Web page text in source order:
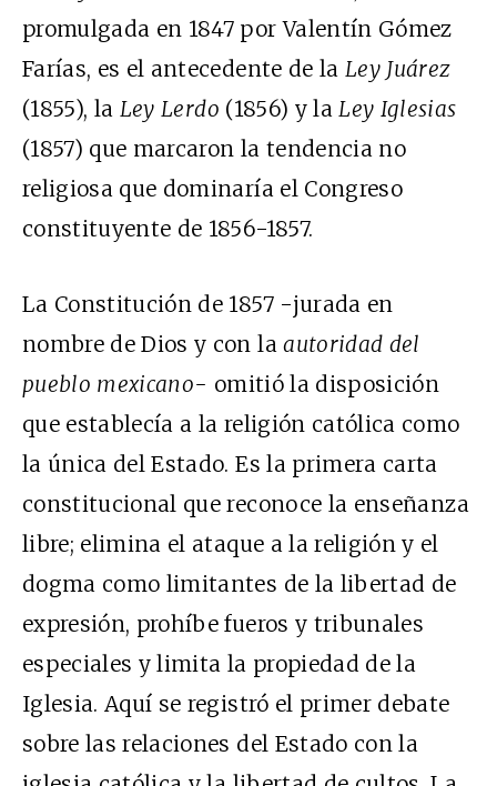
promulgada en 1847 por Valentín Gómez
Farías, es el antecedente de la Ley Juárez
(1855), la Ley Lerdo (1856) y la Ley Iglesias
(1857) que marcaron la tendencia no
religiosa que dominaría el Congreso
constituyente de 1856-1857.
La Constitución de 1857 -jurada en
nombre de Dios y con laautoridad del
pueblo mexicano- omitió la disposición
que establecía a la religión católica como
la única del Estado. Es la primera carta
constitucional que reconoce la enseñanza
libre; elimina el ataque a la religión y el
dogma como limitantes de la libertad de
expresión, prohíbe fueros y tribunales
especiales y limita la propiedad de la
Iglesia. Aquí se registró el primer debate
sobre las relaciones del Estado con la